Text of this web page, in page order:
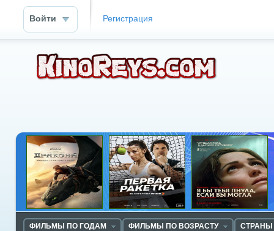
Войти Регистрация
ФИЛЬМЫ ПО ГОДАМ ФИЛЬМЫ ПО ВОЗРАСТУ